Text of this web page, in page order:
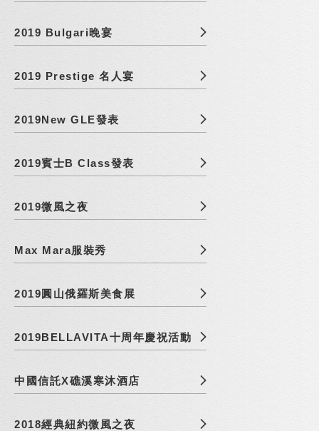
2019 Bulgari晚宴
2019 Prestige 名人宴
2019New GLE發表
2019賓士B Class發表
2019微風之夜
Max Mara服裝秀
2019圓山俄羅斯美食展
2019BELLAVITA十周年慶祝活動
中國信託X礁溪寒沐酒店
2018經典紐約微風之夜